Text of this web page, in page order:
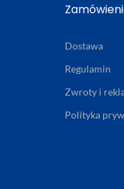
Dostawa
Regulamin
Zwroty i
Polityka